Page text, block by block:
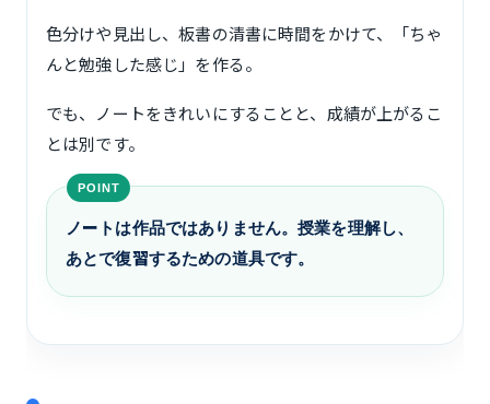
色分けや見出し、板書の清書に時間をかけて、「ちゃ
んと勉強した感じ」を作る。
でも、ノートをきれいにすることと、成績が上がるこ
とは別です。
ノートは作品ではありません。授業を理解し、
あとで復習するための道具です。